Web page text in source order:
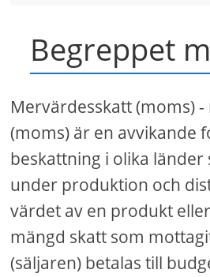
Begreppet
Mervärdesskatt (moms)
(moms) är en avvikande
beskattning i olika länder
under produktion och
värdet av en produkt
mängd skatt som
(säljaren) betalas till